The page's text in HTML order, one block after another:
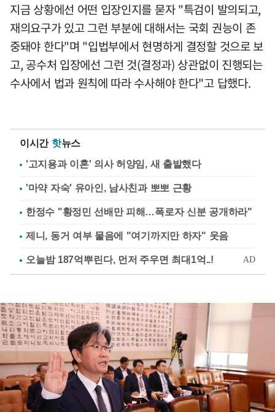
지금 상황에선 어떤 입장인지를 묻자 "특검이 발의되고,
재의요구가 있고 그런 부분에 대해서는 국회 권능이 존
중돼야 한다"며 "입법부에서 현명하게 결정할 것으로 보
고, 공수처 입장에선 그런 것(결정과) 상관없이 진행되는
수사에서 법과 원칙에 따라 수사해야 한다"고 답했다.
이시간 핫뉴스
'고지용과 이혼' 의사 허양임, 새 출발했다
'마약 자숙' 유아인, 남사친과 뽀뽀 근황
한정수 "황정민 선배만 피해…폭로자 신분 공개하라"
제니, 동거 여부 물음에 "여기까지만 하자" 웃음